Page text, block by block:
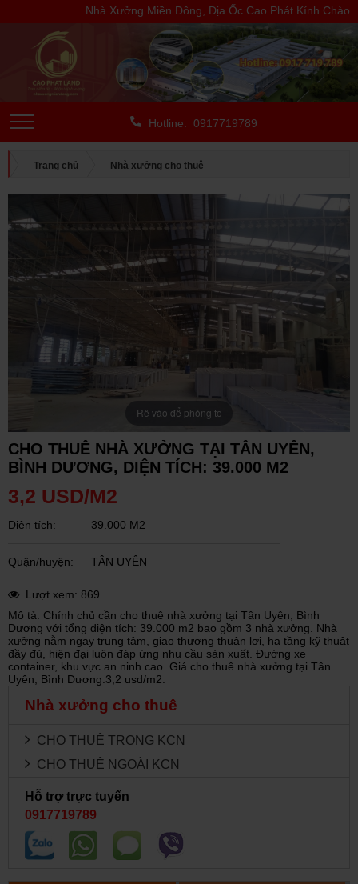
Nhà Xưởng Miền Đông, Địa Ốc Cao Phát Kính Chào Quý Khách
Hotline: 0917719789
Trang chủ Nhà xưởng cho thuê
CHO THUÊ NGOÀI KCN Bình Dương
CHO THUÊ NHÀ XƯỞNG TẠI TÂN UYÊN, BÌNH DƯƠNG, DIỆN TÍCH:
Rê vào để phóng to
CHO THUÊ NHÀ XƯỞNG TẠI TÂN UYÊN,
BÌNH DƯƠNG, DIỆN TÍCH: 39.000 M2
3,2 USD/M2
Diện tích: 39.000 M2
Quận/huyện: TÂN UYÊN
Lượt xem: 869
Mô tả: Chính chủ cần cho thuê nhà xưởng tại Tân Uyên, Bình
Dương với tổng diện tích: 39.000 m2 bao gồm 3 nhà xưởng. Nhà
xưởng nằm ngay trung tâm, giao thương thuận lợi, hạ tầng kỹ thuật
đầy đủ, hiện đại luôn đáp ứng nhu cầu sản xuất. Đường xe
container, khu vực an ninh cao. Giá cho thuê nhà xưởng tại Tân
Uyên, Bình Dương:3,2 usd/m2.
Nhà xưởng cho thuê
CHO THUÊ TRONG KCN
CHO THUÊ NGOÀI KCN
Hỗ trợ trực tuyến
0917719789